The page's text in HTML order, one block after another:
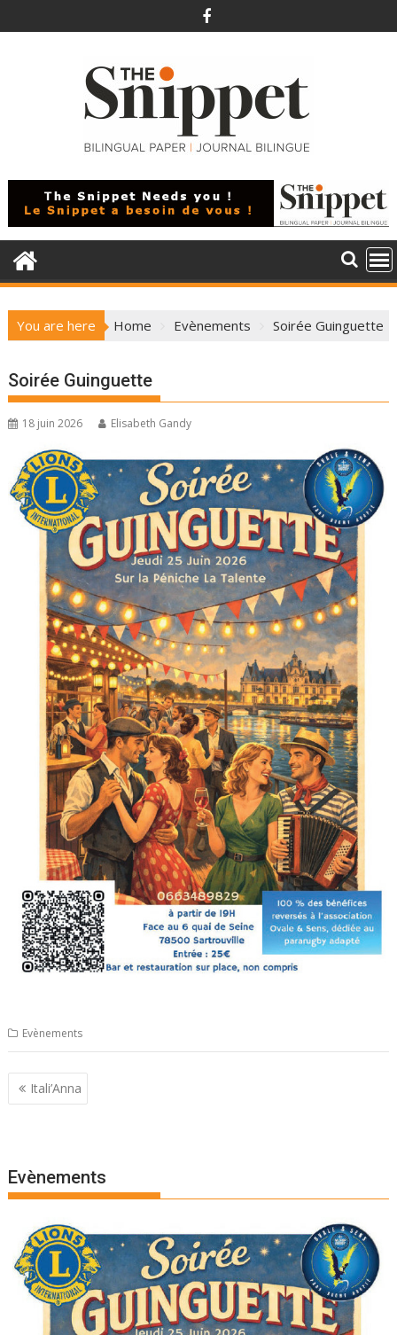
to
You are here Home Evènements Soirée Guinguette
Soirée Guinguette
18 juin 2026 Elisabeth Gandy
Evènements
Navigation
de
Itali’Anna
Evènements